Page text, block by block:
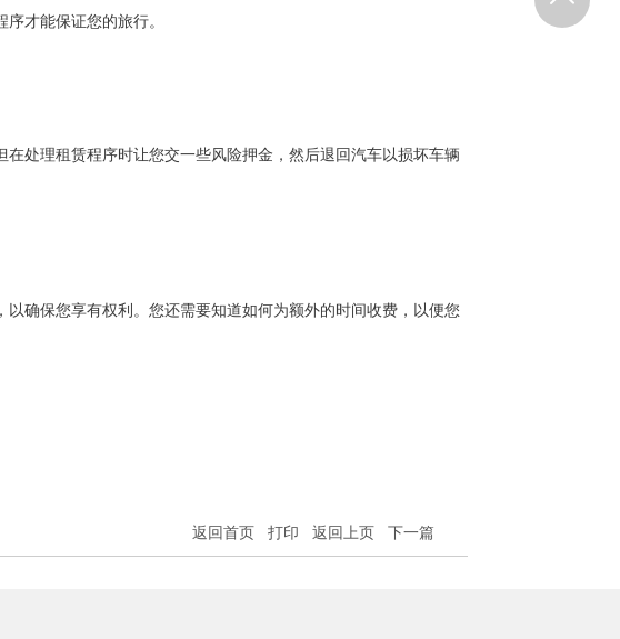
才能保证您的旅行。
理租赁程序时让您交一些风险押金，然后退回汽车以损坏车辆
保您享有权利。您还需要知道如何为额外的时间收费，以便您
返回首页 打印 返回上页 下一篇